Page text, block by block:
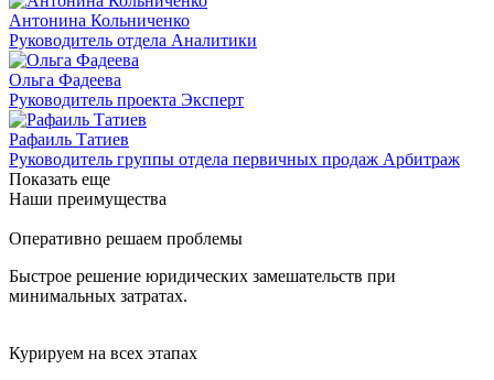
Антонина Кольниченко
Руководитель отдела Аналитики
Ольга Фадеева
Руководитель проекта Эксперт
Рафаиль Татиев
Руководитель группы отдела первичных продаж Арбитраж
Показать еще
Наши преимущества
Оперативно решаем проблемы
Быстрое решение юридических замешательств при
минимальных затратах.
Курируем на всех этапах